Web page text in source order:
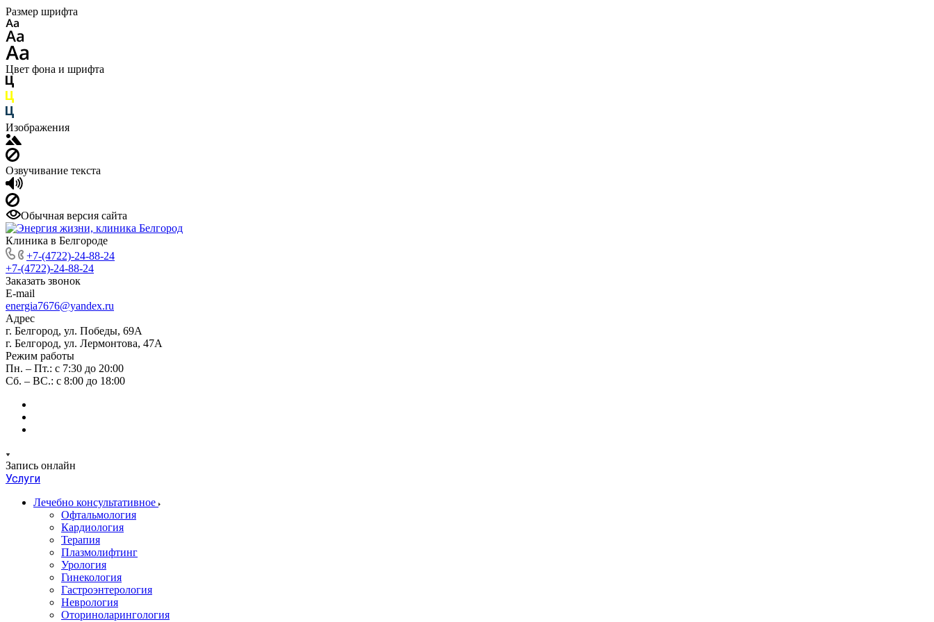
Размер шрифта
Цвет фона и шрифта
Изображения
Озвучивание текста
Обычная версия сайта
Клиника в Белгороде
+7-(4722)-24-88-24
+7-(4722)-24-88-24
Заказать звонок
E-mail
energia7676@yandex.ru
Адрес
г. Белгород, ул. Победы, 69А
г. Белгород, ул. Лермонтова, 47А
Режим работы
Пн. – Пт.: с 7:30 до 20:00
Сб. – ВС.: с 8:00 до 18:00
Запись онлайн
Услуги
Лечебно консультативное
Офтальмология
Кардиология
Терапия
Плазмолифтинг
Урология
Гинекология
Гастроэнтерология
Неврология
Оториноларингология